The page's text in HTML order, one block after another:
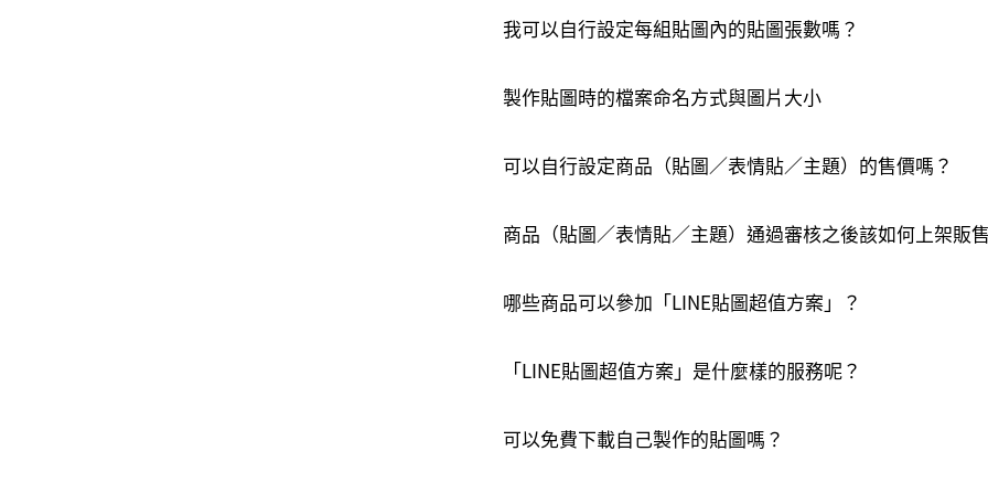
我可以自行設定每組貼圖內的貼圖張數嗎？
製作貼圖時的檔案命名方式與圖片大小
可以自行設定商品（貼圖／表情貼／主題）的售價嗎？
商品（貼圖／表情貼／主題）通過審核之後該如何上架販
哪些商品可以參加「LINE貼圖超值方案」？
「LINE貼圖超值方案」是什麼樣的服務呢？
可以免費下載自己製作的貼圖嗎？